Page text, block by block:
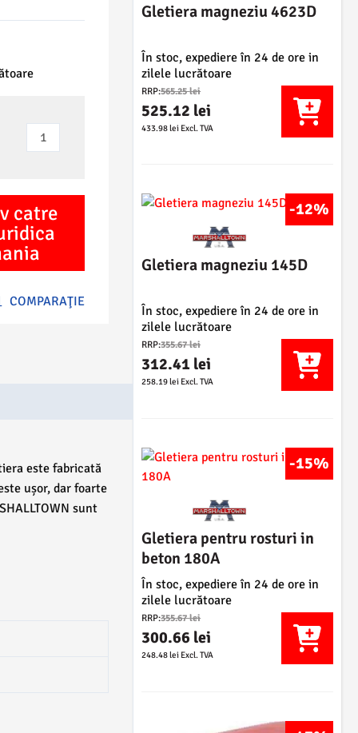
Cantitate
Gletiera
catre
COMPARAŢIE
este fabricată
ușor, dar foarte
sunt
Gletiera magneziu 4623D
În stoc, expediere în 24 de ore in
zilele lucrătoare
RRP:565.25leiP
r
e
ț
n
i
ț
i
a
f
o
s
t
5
5
l
e
i
.
525.12 lei
P
u
r
n
t
e
s
t
e
2
5
.
l
e
i
.
433.98lei Excl. TVA
-12%
Gletiera magneziu 145D
În stoc, expediere în 24 de ore in
zilele lucrătoare
RRP:355.67leiP
r
e
n
i
a
l
a
f
o
s
t
:
.
312.41 lei
P
u
l
c
e
n
t
e
s
t
e
:
258.19 lei Excl. TVA
-15%
Gletiera pentru rosturi in
beton 180A
În stoc, expediere în 24 de ore in
zilele lucrătoare
RRP:355.67leiP
r
e
ț
300.66 lei
P
248.48lei Excl. TVA